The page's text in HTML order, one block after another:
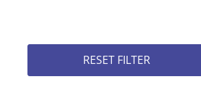
RESET FILTER